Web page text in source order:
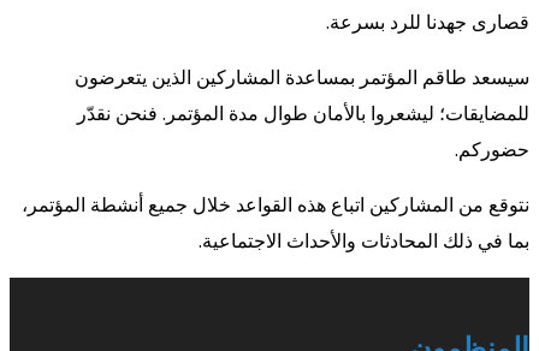
قصارى جهدنا للرد بسرعة.
سيسعد طاقم المؤتمر بمساعدة المشاركين الذين يتعرضون
للمضايقات؛ ليشعروا بالأمان طوال مدة المؤتمر. فنحن نقدّر
حضوركم.
نتوقع من المشاركين اتباع هذه القواعد خلال جميع أنشطة المؤتمر،
بما في ذلك المحادثات والأحداث الاجتماعية.